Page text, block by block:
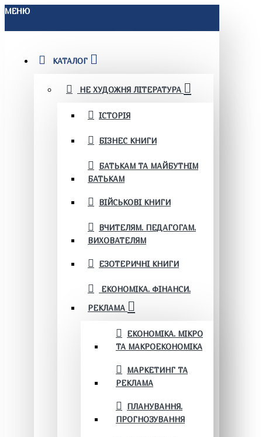
МЕНЮ
КАТАЛОГ
НЕ ХУДОЖНЯ ЛІТЕРАТУРА
ІСТОРІЯ
БІЗНЕС КНИГИ
БАТЬКАМ ТА МАЙБУТНІМ
БАТЬКАМ
ВІЙСЬКОВІ КНИГИ
ВЧИТЕЛЯМ. ПЕДАГОГАМ.
ВИХОВАТЕЛЯМ
ЕЗОТЕРИЧНІ КНИГИ
ЕКОНОМІКА. ФІНАНСИ.
РЕКЛАМА
ЕКОНОМІКА. МІКРО
ТА МАКРОЕКОНОМІКА
МАРКЕТИНГ ТА
РЕКЛАМА
ПЛАНУВАННЯ.
ПРОГНОЗУВАННЯ